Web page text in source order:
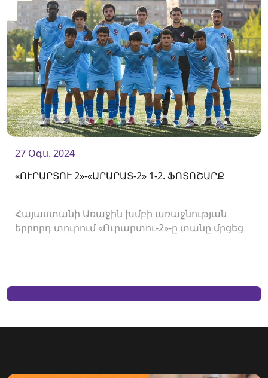
27 Օգս. 2024
«ՈՒՐԱՐՏՈՒ 2»-«ԱՐԱՐԱՏ-2» 1-2. ՖՈՏՈՇԱՐՔ
Հայաստանի Առաջին խմբի առաջնության
երրորդ տուրում «Ուրարտու-2»-ը տանը մրցեց